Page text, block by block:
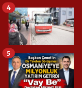
4
5